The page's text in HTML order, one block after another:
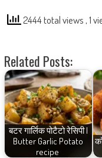
2444 total views, 1
Related Posts:
बटर गार्लिक पोटैटो रेसिपी |
Butter Garlic Potato
recipe